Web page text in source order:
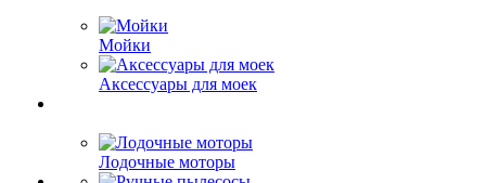
Мойки
Аксессуары для моек
Лодочные моторы